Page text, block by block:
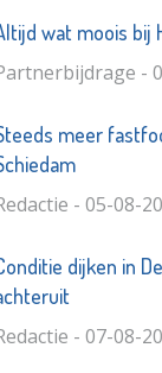
wat moois bij
-
meer
- 05-08-
dijken in
- 07-08-